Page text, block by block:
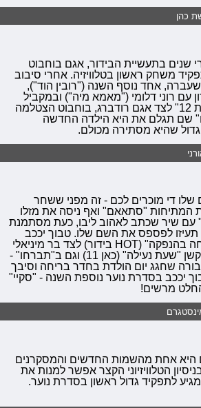
כהן
שנים בתעשיית הבידור, אגם בוחבוט
בתפקיד משחק ראשון בטלוויזיה. אחרי סיבוב
אחד נוסף השנה ("רובין הוד"),
עם רוני דלומי ("מאמא מיה") ובמקביל
לליהוקה לסדרה ב"קשת 12" לצד אגם רודברג, בוחבוט הצטלמה
שם תגלם את היא הילדה החדשה
שהיא מסתירה מכולם.
שלו די מוכרים לכם - זה מפני ששחר
המתיחות "סתאאם" ואף ניסה את מזלו
עם שיר שכתב לאהוב ליבו, כעת מסתמנת
לפספס את השם שלו. טבוך יככב
השנה בקומדיה "משפחה בהנפקה" (HOT בידור) לצד בר מיניאלי
וקווין רובין, בדרמת האקשן "שעת נעילה" (כאן 11) וגם ב"תברחו" -
שחגג יום הולדת בחדר בריחה וסיבך
יככב בסדרת נוער נוספת השנה - "סקיי"
מרשים!
היא אחת מהשמות החדשים והמסקרנים
הטלוויזיוני הקצר אפשר למנות את
זו מגיע לתפקיד גדול ראשון בסדרת נוער.